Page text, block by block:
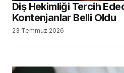
Diş Hekimliği Tercih
Kontenjanlar Belli Oldu
23 Temmuz 2026